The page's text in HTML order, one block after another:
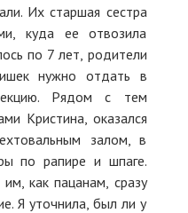
Их старшая сестра
куда ее отвозила
по 7 лет, родители
нужно отдать в
Рядом с тем
Кристина, оказался
залом, в
по рапире и шпаге.
как пацанам, сразу
Я уточнила, был ли у